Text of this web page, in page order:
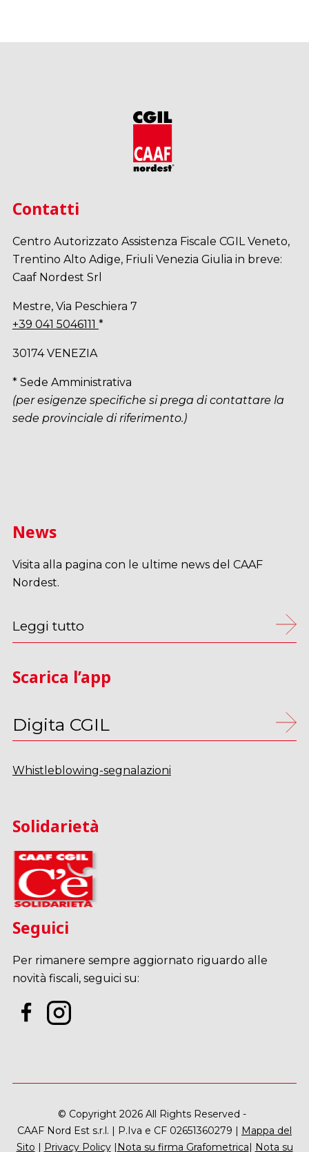
Contatti
Centro Autorizzato Assistenza Fiscale CGIL Veneto,
Trentino Alto Adige, Friuli Venezia Giulia in breve:
Caaf Nordest Srl
Mestre, Via Peschiera 7
+39 041 5046111 *
30174 VENEZIA
* Sede Amministrativa
(per esigenze specifiche si prega di contattare la
sede provinciale di riferimento.)
News
Visita alla pagina con le ultime news del CAAF
Nordest.
Leggi tutto
Scarica l’app
Digita CGIL
Whistleblowing-segnalazioni
Solidarietà
Seguici
Per rimanere sempre aggiornato riguardo alle
novità fiscali, seguici su:
© Copyright 2026 All Rights Reserved -
CAAF Nord Est s.r.l. | P.Iva e CF 02651360279 | Mappa del
Sito | Privacy Policy| Nota su firma Grafometrica| Nota su